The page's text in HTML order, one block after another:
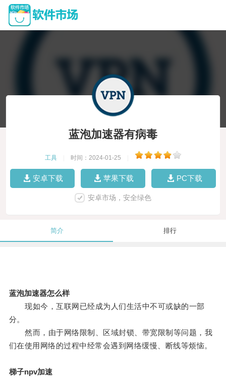
蓝泡加速器有病毒
工具 时间：2024-01-25
安卓下载 苹果下载 PC下载
安卓市场，安全绿色
简介 排行
蓝泡加速器怎么样
现如今，互联网已经成为人们生活中不可或缺的一部
分。
然而，由于网络限制、区域封锁、带宽限制等问题，我
们在使用网络的过程中经常会遇到网络缓慢、断线等烦恼。
梯子npv加速